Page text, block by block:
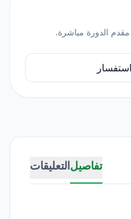
تفاصيلالتعليقات
الدورة مباشرة.